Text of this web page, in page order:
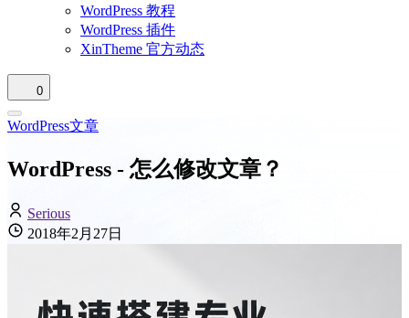
WordPress 教程
WordPress 插件
XinTheme 官方动态
0
WordPress文章
WordPress - 怎么修改文章？
Serious
2018年2月27日